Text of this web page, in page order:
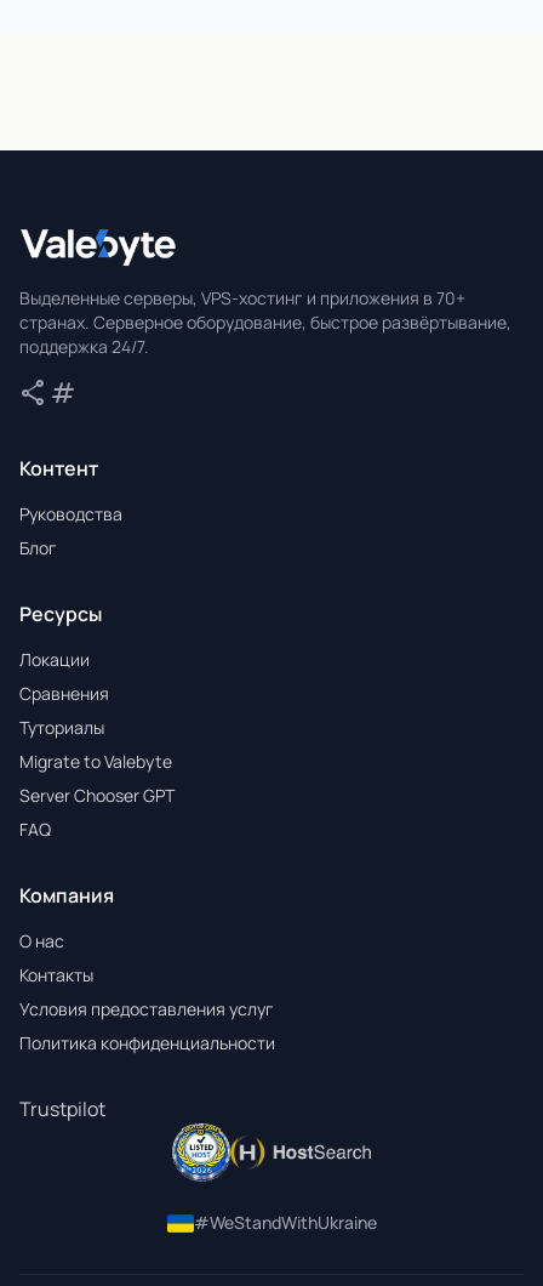
Выделенные серверы, VPS-хостинг и приложения в 70+
странах. Серверное оборудование, быстрое развёртывание,
поддержка 24/7.
share Поделиться
tag
Контент
Руководства
Блог
Ресурсы
Локации
Сравнения
Туториалы
Migrate to Valebyte
Server Chooser GPT
FAQ
Компания
О нас
Контакты
Условия предоставления услуг
Политика конфиденциальности
Trustpilot
#WeStandWithUkraine